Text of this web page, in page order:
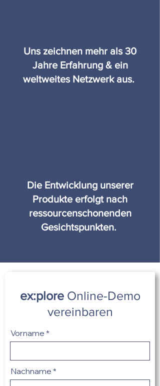
Uns zeichnen mehr als 30
Jahre Erfahrung & ein
weltweites Netzwerk aus.
Die Entwicklung unserer
Produkte erfolgt nach
ressourcenschonenden
Gesichtspunkten.
ex:ploreOnline-Demo
vereinbaren
Vorname
Nachname